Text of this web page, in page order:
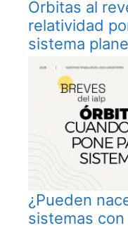
Órbitas al
relatividad
sistema
¿Pueden
sistemas